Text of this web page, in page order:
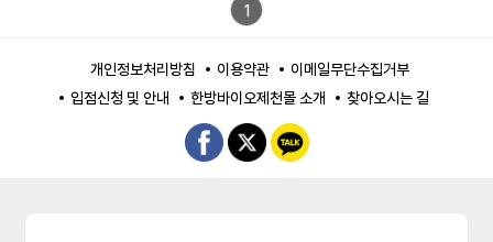
1
개인정보처리방침 이용약관
이메일무단수집거부
입점신청 및 안내
한방바이오제천몰 소개 찾아오시는 길